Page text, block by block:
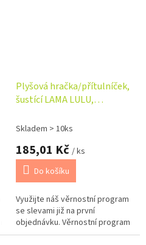
Plyšová hračka/přítulníček,
šustící LAMA LULU,
Skladem > 10ks
185,01 Kč / ks
Do košíku
Využijte náš věrnostní program
se slevami již na první
objednávku. Věrnostní program